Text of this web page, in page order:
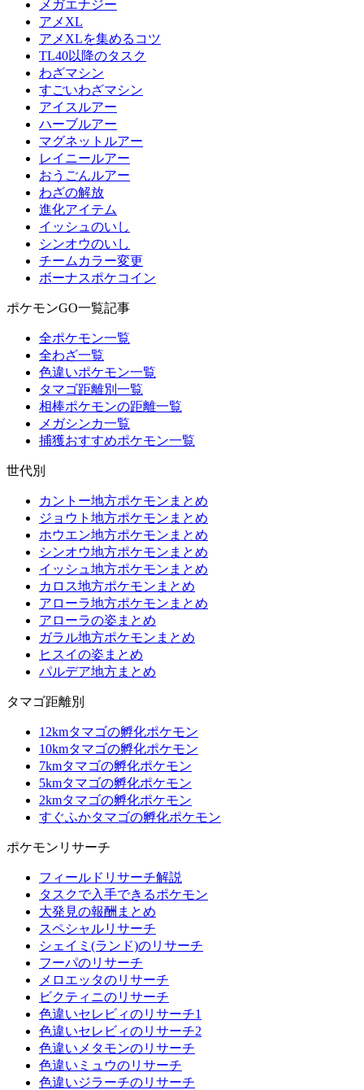
メガエナジー
アメXL
アメXLを集めるコツ
TL40以降のタスク
わざマシン
すごいわざマシン
アイスルアー
ハーブルアー
マグネットルアー
レイニールアー
おうごんルアー
わざの解放
進化アイテム
イッシュのいし
シンオウのいし
チームカラー変更
ボーナスポケコイン
ポケモンGO一覧記事
全ポケモン一覧
全わざ一覧
色違いポケモン一覧
タマゴ距離別一覧
相棒ポケモンの距離一覧
メガシンカ一覧
捕獲おすすめポケモン一覧
世代別
カントー地方ポケモンまとめ
ジョウト地方ポケモンまとめ
ホウエン地方ポケモンまとめ
シンオウ地方ポケモンまとめ
イッシュ地方ポケモンまとめ
カロス地方ポケモンまとめ
アローラ地方ポケモンまとめ
アローラの姿まとめ
ガラル地方ポケモンまとめ
ヒスイの姿まとめ
パルデア地方まとめ
タマゴ距離別
12kmタマゴの孵化ポケモン
10kmタマゴの孵化ポケモン
7kmタマゴの孵化ポケモン
5kmタマゴの孵化ポケモン
2kmタマゴの孵化ポケモン
すぐふかタマゴの孵化ポケモン
ポケモンリサーチ
フィールドリサーチ解説
タスクで入手できるポケモン
大発見の報酬まとめ
スペシャルリサーチ
シェイミ(ランド)のリサーチ
フーパのリサーチ
メロエッタのリサーチ
ビクティニのリサーチ
色違いセレビィのリサーチ1
色違いセレビィのリサーチ2
色違いメタモンのリサーチ
色違いミュウのリサーチ
色違いジラーチのリサーチ